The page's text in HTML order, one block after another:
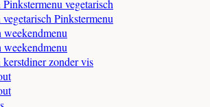
vegetarisch
Pinkstermenu
zonder vis